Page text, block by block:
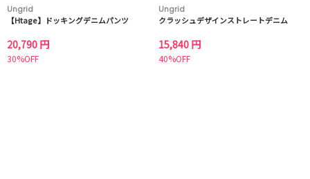
Ungrid
【Htage】ドッキングデニムパンツ
20,790 円
30%OFF
Ungrid
クラッシュデザインストレートデニム
15,840 円
40%OFF